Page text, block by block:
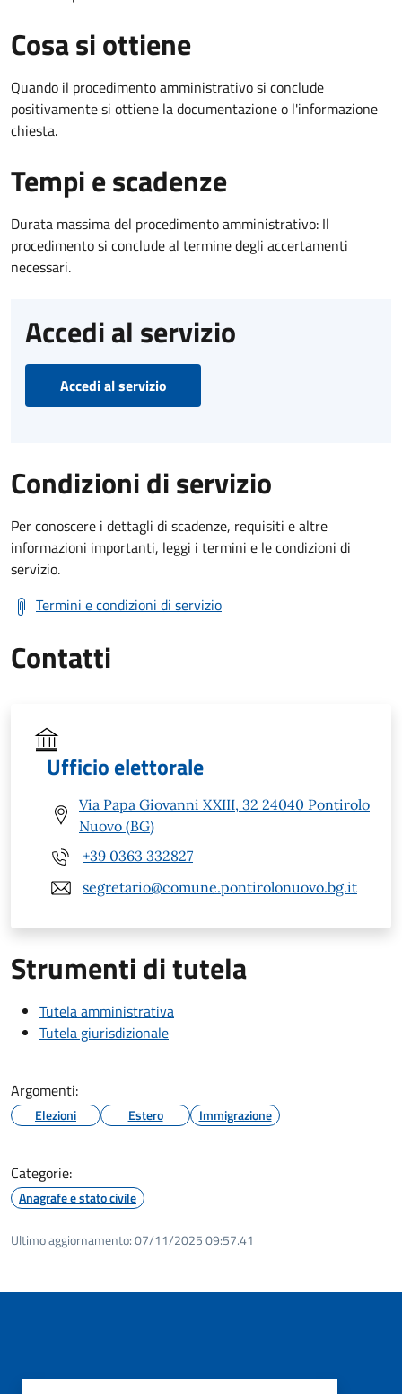
Cosa si ottiene
Quando il procedimento amministrativo si conclude
positivamente si ottiene la documentazione o l'informazione
chiesta.
Tempi e scadenze
Durata massima del procedimento amministrativo: Il
procedimento si conclude al termine degli accertamenti
necessari.
Accedi al servizio
Accedi al servizio
Condizioni di servizio
Per conoscere i dettagli di scadenze, requisiti e altre
informazioni importanti, leggi i termini e le condizioni di
servizio.
Termini e condizioni di servizio
Contatti
Ufficio elettorale
Via Papa Giovanni XXIII, 32 24040 Pontirolo
Nuovo (BG)
+39 0363 332827
segretario@comune.pontirolonuovo.bg.it
Strumenti di tutela
Tutela amministrativa
Tutela giurisdizionale
Argomenti:
Elezioni Estero Immigrazione
Categorie:
Anagrafe e stato civile
Ultimo aggiornamento:07/11/2025 09:57.41